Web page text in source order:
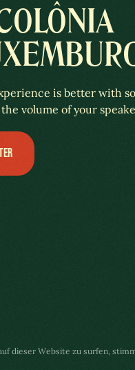
is better with
volume of your
dieser Website zu surfen,